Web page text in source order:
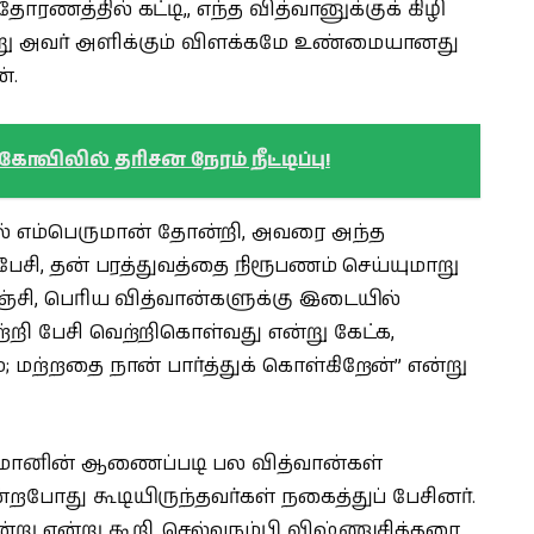
கட்டி,, எந்த வித்வானுக்குக் கிழி
அவர் அளிக்கும் விளக்கமே உண்மையானது
தரிசன நேரம் நீட்டிப்பு!
எம்பெருமான் தோன்றி, அவரை அந்த
தன் பரத்துவத்தை நிரூபணம் செய்யுமாறு
பெரிய வித்வான்களுக்கு இடையில்
பேசி வெற்றிகொள்வது என்று கேட்க,
மற்றதை நான் பார்த்துக் கொள்கிறேன்” என்று
ஆணைப்படி பல வித்வான்கள்
கூடியிருந்தவர்கள் நகைத்துப் பேசினர்.